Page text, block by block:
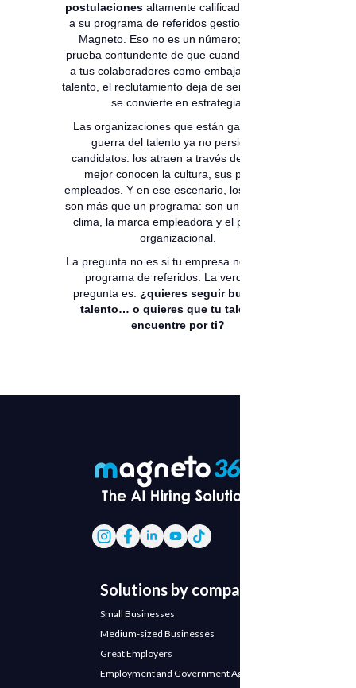
postulaciones altamente calificadas gracias
a su programa de referidos gestionado con
Magneto. Eso no es un número; es una
prueba contundente de que cuando habilitas
a tus colaboradores como embajadores de
talento, el reclutamiento deja de ser reactivo y
se convierte en estrategia.
Las organizaciones que están ganando la
guerra del talento ya no persiguen
candidatos: los atraen a través de quienes
mejor conocen la cultura, sus propios
empleados. Y en ese escenario, los referidos
son más que un programa: son un reflejo del
clima, la marca empleadora y el propósito
organizacional.
La pregunta no es si tu empresa necesita un
programa de referidos. La verdadera
pregunta es: ¿quieres seguir buscando
talento… o quieres que tu talento lo
encuentre por ti?
Solutions by company
Small Businesses
Medium-sized Businesses
Great Employers
Employment and Government Agencies